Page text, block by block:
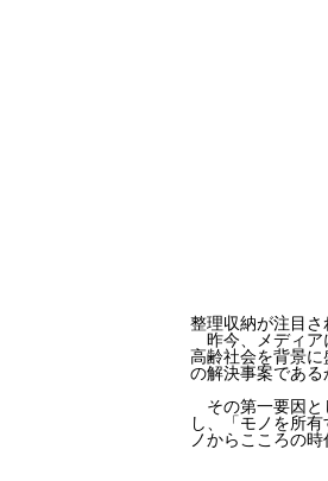
整理収納が注目さ
昨今、メディア
高齢社会を背景
の解決事案である
その第一要因と
し、「モノを所
ノからこころの